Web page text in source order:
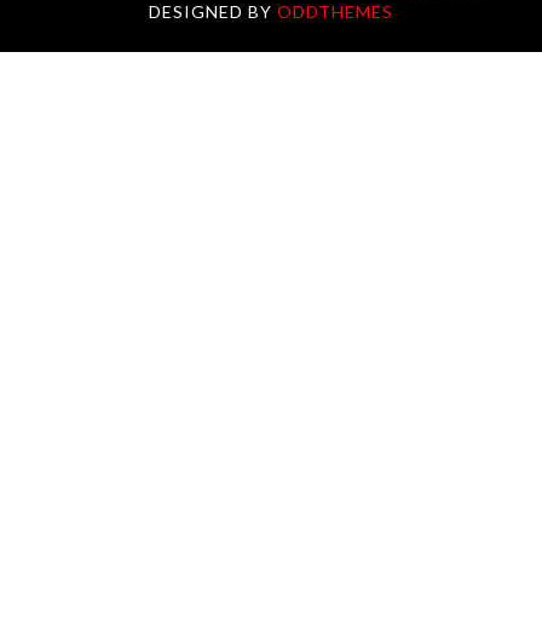
DESIGNED BY ODDTHEMES